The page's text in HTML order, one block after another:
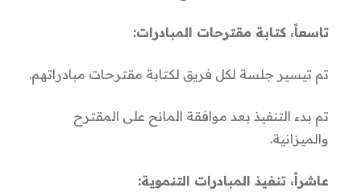
تاسعاً، كتابة مقترحات المبادرات:
تم تيسير جلسة لكل فريق لكتابة مقترحات مبادراتهم.
تم بدء التنفيذ بعد موافقة المانح على المقترح
والميزانية.
عاشراً، تنفيذ المبادرات التنموية: